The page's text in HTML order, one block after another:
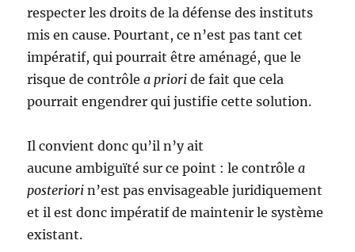
respecter les droits de la défense des instituts
mis en cause. Pourtant, ce n’est pas tant cet
impératif, qui pourrait être aménagé, que le
risque de contrôle a priori de fait que cela
pourrait engendrer qui justifie cette solution.
Il convient donc qu’il n’y ait
aucune ambiguïté sur ce point : le contrôlea
posteriori n’est pas envisageable juridiquement
et il est donc impératif de maintenir le système
existant.